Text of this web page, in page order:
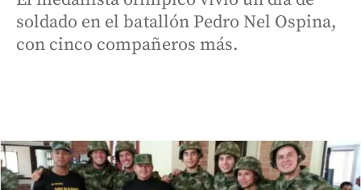
soldado en el batallón Pedro Nel Ospina,
con cinco compañeros más.